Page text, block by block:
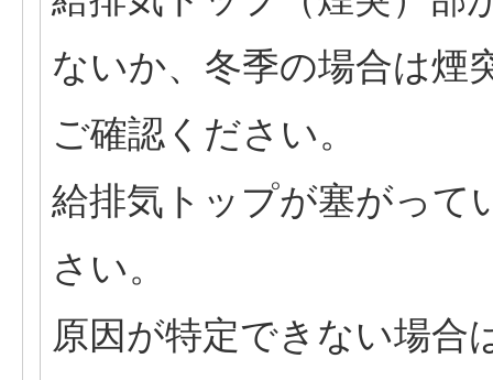
ないか、冬季の場合は煙
ご確認ください。
給排気トップが塞がって
さい。
原因が特定できない場合